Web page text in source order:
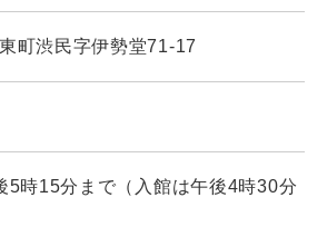
町渋民字伊勢堂71-17
5時15分まで（入館は午後4時30分